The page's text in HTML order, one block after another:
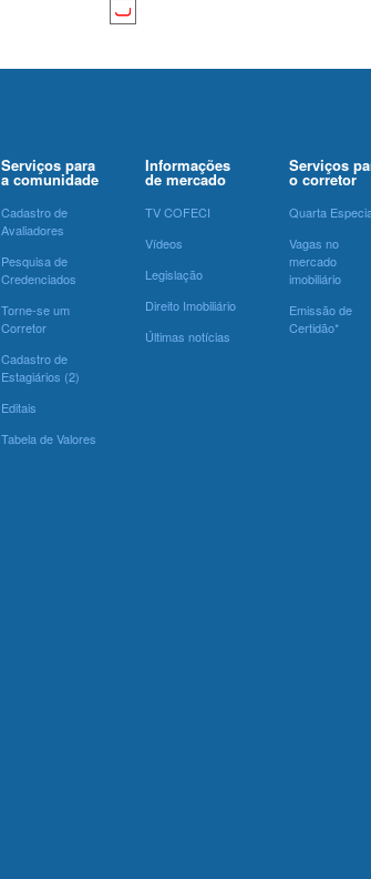
Serviços para
a comunidade
Cadastro de
Avaliadores
Pesquisa de
Credenciados
Torne-se um
Corretor
Cadastro de
Estagiários (2)
Editais
Tabela de Valores
Informações
de mercado
TV COFECI
Vídeos
Legislação
Direito Imobiliário
Últimas notícias
Serviços
o corretor
Quarta
Vagas no
mercado
imobiliário
Emissão de
Certidão*